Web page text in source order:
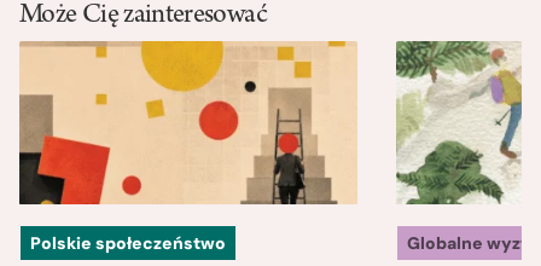
Może Cię zainteresować
Polskie społeczeństwo Globalne